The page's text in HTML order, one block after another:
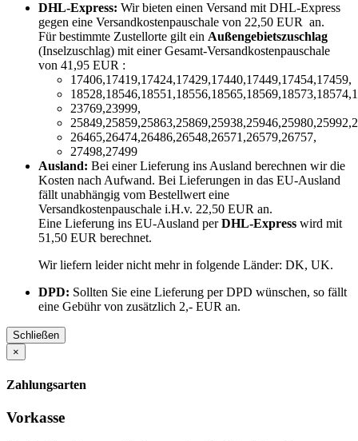
DHL-Express: Wir bieten einen Versand mit DHL-Express
gegen eine Versandkostenpauschale von 22,50 EUR an.
Für bestimmte Zustellorte gilt ein Außengebietszuschlag
(Inselzuschlag) mit einer Gesamt-Versandkostenpauschale
von 41,95 EUR :
17406,17419,17424,17429,17440,17449,17454,17459,
23769,23999,
26465,26474,26486,26548,26571,26579,26757,
27498,27499
Ausland: Bei einer Lieferung ins Ausland berechnen wir die
Kosten nach Aufwand. Bei Lieferungen in das EU-Ausland
fällt unabhängig vom Bestellwert eine
Versandkostenpauschale i.H.v. 22,50 EUR an.
Eine Lieferung ins EU-Ausland perDHL-Express wird mit
51,50 EUR berechnet.
Wir liefern leider nicht mehr in folgende Länder: DK, UK.
DPD: Sollten Sie eine Lieferung per DPD wünschen, so fällt
eine Gebühr von zusätzlich 2,- EUR an.
Schließen
×
Zahlungsarten
Vorkasse